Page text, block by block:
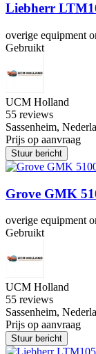
Liebherr
overige equipment
Gebruikt
UCM Holland
55 reviews
Sassenheim,
Prijs op aanvraag
Stuur bericht
Grove GMK
overige equipment
Gebruikt
UCM Holland
55 reviews
Sassenheim,
Prijs op aanvraag
Stuur bericht